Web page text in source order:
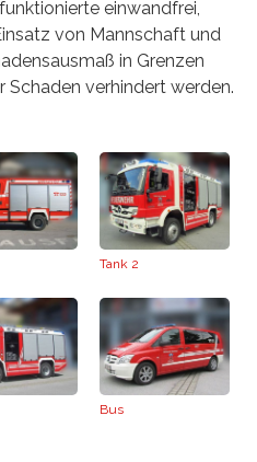
einwandfrei,
von Mannschaft und
in Grenzen
Schaden verhindert werden.
Tank 2
Bus